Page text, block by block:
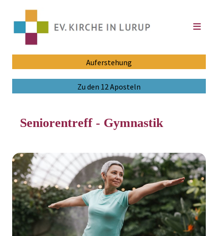
Auferstehung
Zu den 12 Aposteln
Seniorentreff - Gymnastik